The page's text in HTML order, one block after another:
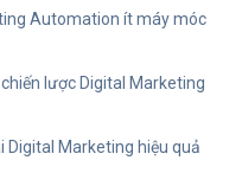
Automation ít máy móc
lược Digital Marketing
Digital Marketing hiệu quả